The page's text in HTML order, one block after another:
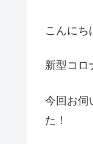
こんにち
新型コロ
今回お伺
た！